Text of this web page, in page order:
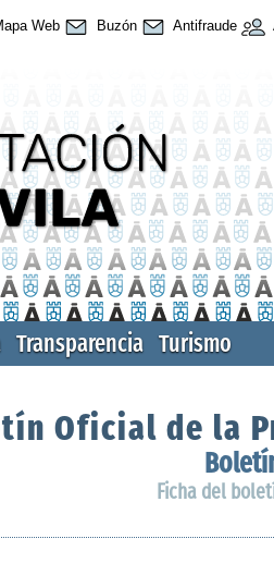
Web Buzón Antifraude
Transparencia Turismo
Oficial de la
Ficha del